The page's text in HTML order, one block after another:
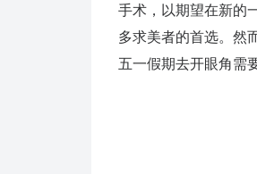
手术，以期望在新的
多求美者的首选。然
五一假期去开眼角需